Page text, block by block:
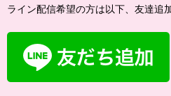
ライン配信希望の方は以下、友達追